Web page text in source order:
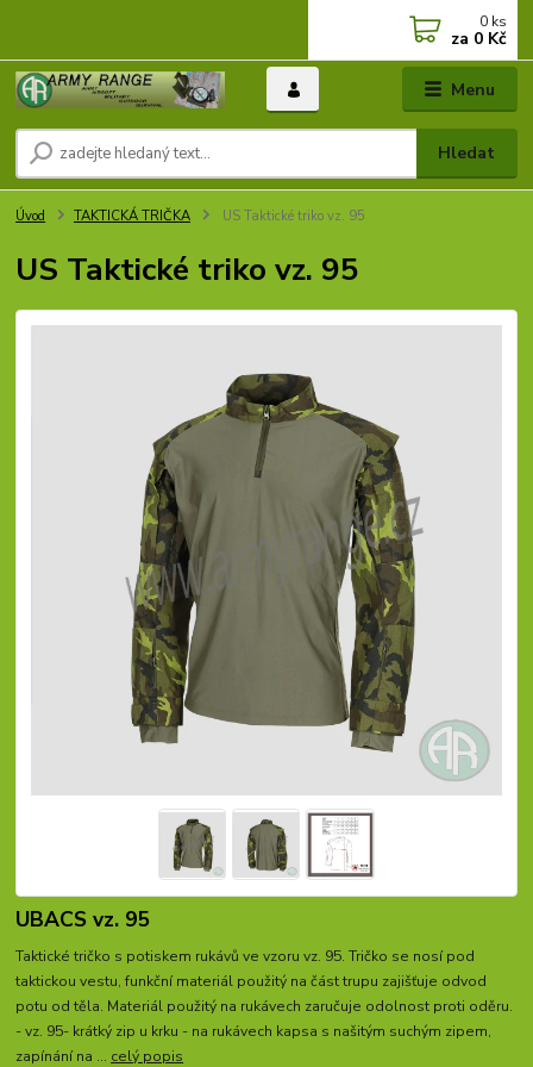
Menu
Hledat
0 ks
za 0 Kč
Úvod TAKTICKÁ TRIČKA US Taktické triko vz. 95
US Taktické triko vz. 95
UBACS vz. 95
Taktické tričko s potiskem rukávů ve vzoru vz. 95. Tričko se nosí pod
taktickou vestu, funkční materiál použitý na část trupu zajišťuje odvod
potu od těla. Materiál použitý na rukávech zaručuje odolnost proti oděru.
- vz. 95- krátký zip u krku - na rukávech kapsa s našitým suchým zipem,
zapínání na ... celý popis